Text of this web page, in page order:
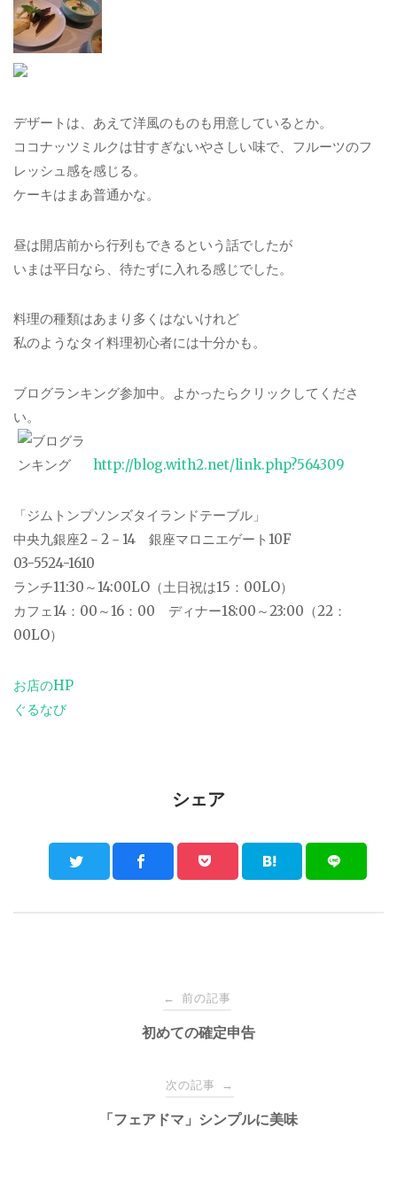
デザートは、あえて洋風のものも用意しているとか。
ココナッツミルクは甘すぎないやさしい味で、フルーツのフ
レッシュ感を感じる。
ケーキはまあ普通かな。
昼は開店前から行列もできるという話でしたが
いまは平日なら、待たずに入れる感じでした。
料理の種類はあまり多くはないけれど
私のようなタイ料理初心者には十分かも。
ブログランキング参加中。よかったらクリックしてくださ
い。
http://blog.with2.net/link.php?564309
「ジムトンプソンズタイランドテーブル」
中央九銀座2－2－14 銀座マロニエゲート10F
03-5524-1610
ランチ11:30～14:00LO（土日祝は15：00LO）
カフェ14：00～16：00 ディナー18:00～23:00（22：
00LO）
お店のHP
ぐるなび
シェア
navigation
← 前の記事
初めての確定申告
次の記事 →
「フェアドマ」シンプルに美味